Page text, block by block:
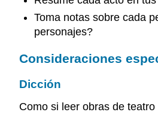
Toma notas sobre cada
personajes?
Consideraciones
Dicción
Como si leer obras de